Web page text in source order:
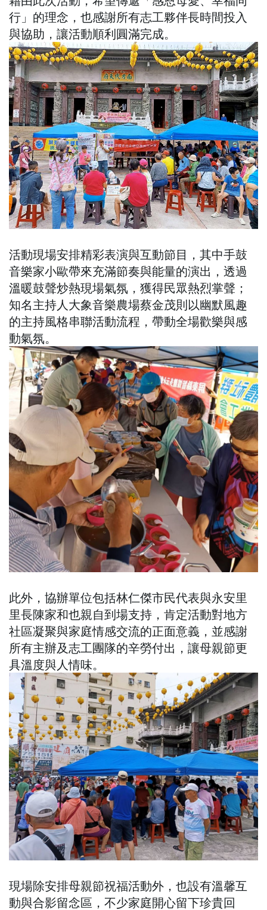
行」的理念，也感謝所有志工夥伴長時間投入
與協助，讓活動順利圓滿完成。
活動現場安排精彩表演與互動節目，其中手鼓
音樂家小歐帶來充滿節奏與能量的演出，透過
溫暖鼓聲炒熱現場氣氛，獲得民眾熱烈掌聲；
知名主持人大象音樂農場蔡金茂則以幽默風趣
的主持風格串聯活動流程，帶動全場歡樂與感
動氣氛。
此外，協辦單位包括林仁傑市民代表與永安里
里長陳家和也親自到場支持，肯定活動對地方
社區凝聚與家庭情感交流的正面意義，並感謝
所有主辦及志工團隊的辛勞付出，讓母親節更
具溫度與人情味。
現場除安排母親節祝福活動外，也設有溫馨互
動與合影留念區，不少家庭開心留下珍貴回